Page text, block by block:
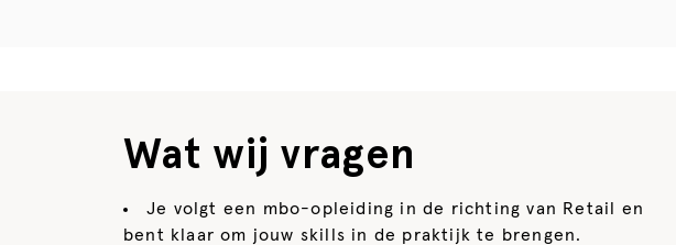
Wat wij vragen
Je volgt een mbo-opleiding in de richting van Retail en
bent klaar om jouw skills in de praktijk te brengen.